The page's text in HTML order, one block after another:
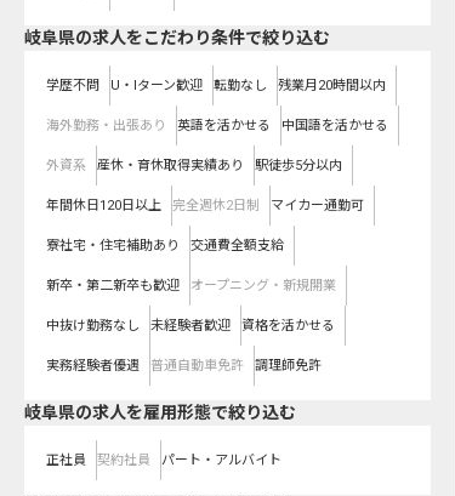
岐阜県の求人をこだわり条件で絞り込む
学歴不問 U・Iターン歓迎 転勤なし 残業月20時間以内
海外勤務・出張あり 英語を活かせる 中国語を活かせる
外資系 産休・育休取得実績あり 駅徒歩5分以内
年間休日120日以上 完全週休2日制 マイカー通勤可
寮社宅・住宅補助あり 交通費全額支給
新卒・第二新卒も歓迎 オープニング・新規開業
中抜け勤務なし 未経験者歓迎 資格を活かせる
実務経験者優遇 普通自動車免許 調理師免許
岐阜県の求人を雇用形態で絞り込む
正社員 契約社員 パート・アルバイト